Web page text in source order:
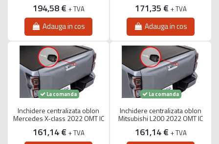
194,58 € + TVA
Adauga in cos
171,35 € + TVA
Adauga in cos
La comanda
Inchidere centralizata oblon
Mercedes X-class 2022 OMT IC
161,14 € + TVA
La comanda
Inchidere centralizata oblon
Mitsubishi L200 2022 OMT IC
161,14 € + TVA